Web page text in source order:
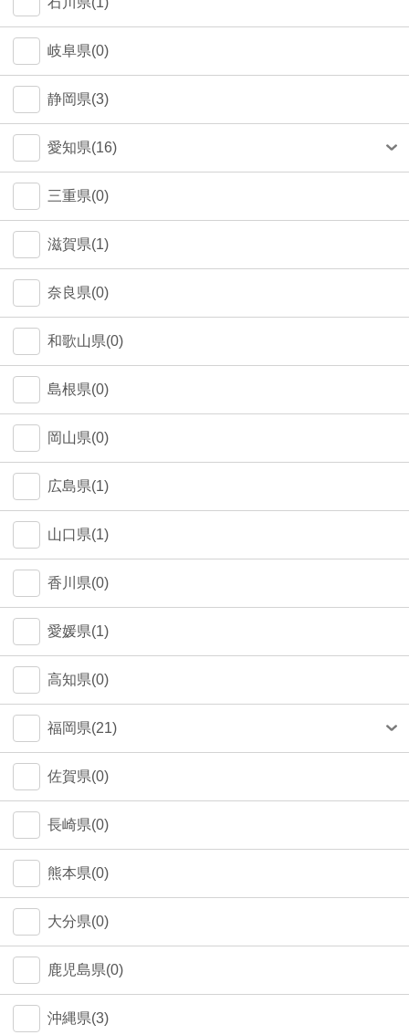
荒川区(0)
北区(0)
中野区(0)
江東区(0)
岐阜県(0)
静岡県(3)
愛知県(16)
名古屋市(14)
三重県(0)
滋賀県(1)
奈良県(0)
和歌山県(0)
島根県(0)
岡山県(0)
広島県(1)
山口県(1)
香川県(0)
愛媛県(1)
高知県(0)
福岡県(21)
福岡市(20)
佐賀県(0)
長崎県(0)
熊本県(0)
大分県(0)
鹿児島県(0)
沖縄県(3)